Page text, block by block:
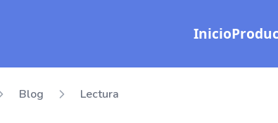
Inicio
Blog Lectura